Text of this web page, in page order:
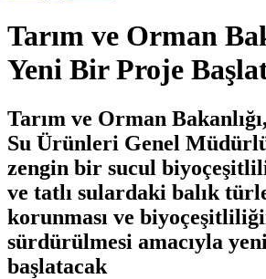
Tarım ve Orman
Yeni Bir Proje
Tarım ve Orman
Su Ürünleri Genel
zengin bir sucul
ve tatlı sulardaki balık
korunması ve
sürdürülmesi amacıyla
başlatacak